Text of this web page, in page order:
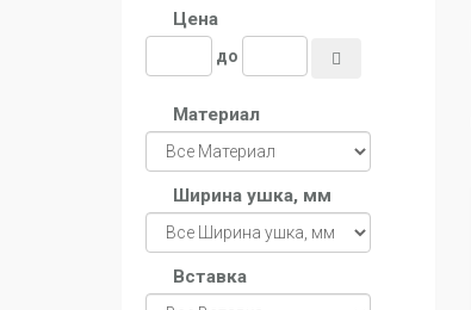
Цена
до
Материал
Ширина ушка, мм
Вставка